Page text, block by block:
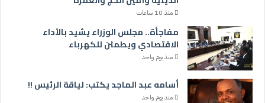
منذ 10 ساعات
مفاجأة.. مجلس الوزراء يشيد بالأداء
الاقتصادي ويطمئن للكهرباء
منذ يوم واحد
أسامه عبد الماجد يكتب: لياقة الرئيس !!
منذ يوم واحد